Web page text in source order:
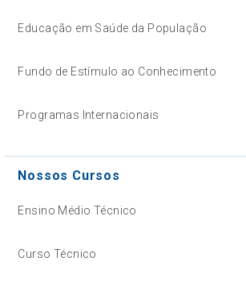
Educação em Saúde da População
Fundo de Estímulo ao Conhecimento
Programas Internacionais
Nossos Cursos
Ensino Médio Técnico
Curso Técnico